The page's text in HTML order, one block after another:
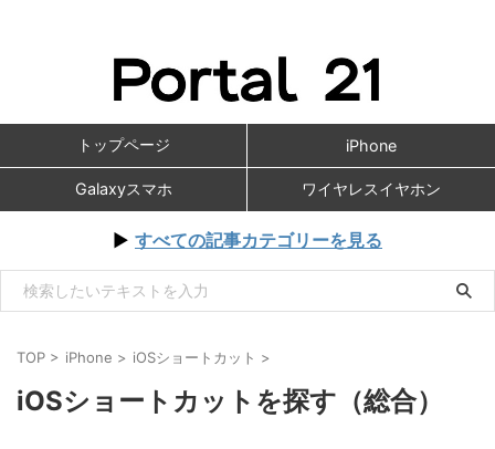
トップページ iPhone
Galaxyスマホ ワイヤレスイヤホン
▶ すべての記事カテゴリーを見る
TOP > iPhone > iOSショートカット >
iOSショートカットを探す（総合）